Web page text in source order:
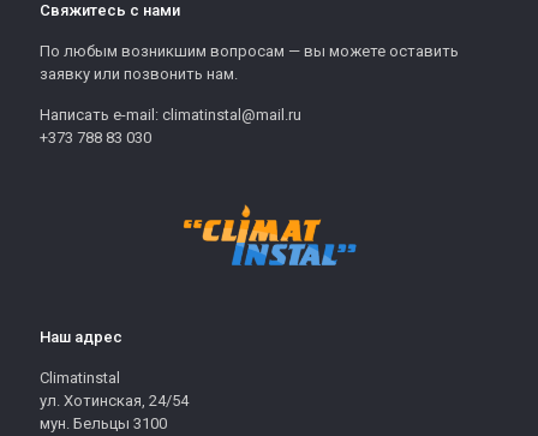
Свяжитесь с нами
По любым возникшим вопросам — вы можете оставить
заявку или позвонить нам.
Написать e-mail: climatinstal@mail.ru
+373 788 83 030
Наш адрес
Climatinstal
ул. Хотинская, 24/54
мун. Бельцы 3100